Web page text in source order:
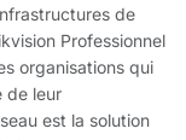
de
Professionnel
organisations qui
de leur
est la solution